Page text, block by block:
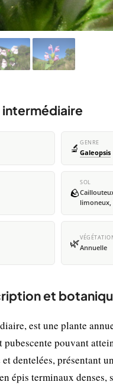
🔬 GENRE
Galeopsis
🪨
SOL
limoneux,
🌿Annuelle
et
est une plante
pouvant
dentelées, présentant
épis terminaux